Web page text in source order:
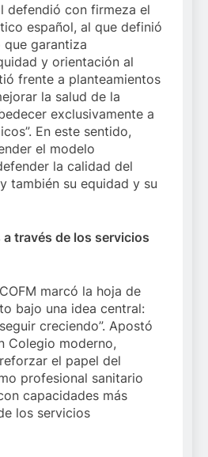
defendió con firmeza el
español, al que definió
que garantiza
y orientación al
frente a planteamientos
la salud de la
exclusivamente a
En este sentido,
el modelo
la calidad del
también su equidad y su
través de los servicios
marcó la hoja de
bajo una idea central:
creciendo”. Apostó
Colegio moderno,
el papel del
profesional sanitario
capacidades más
los servicios